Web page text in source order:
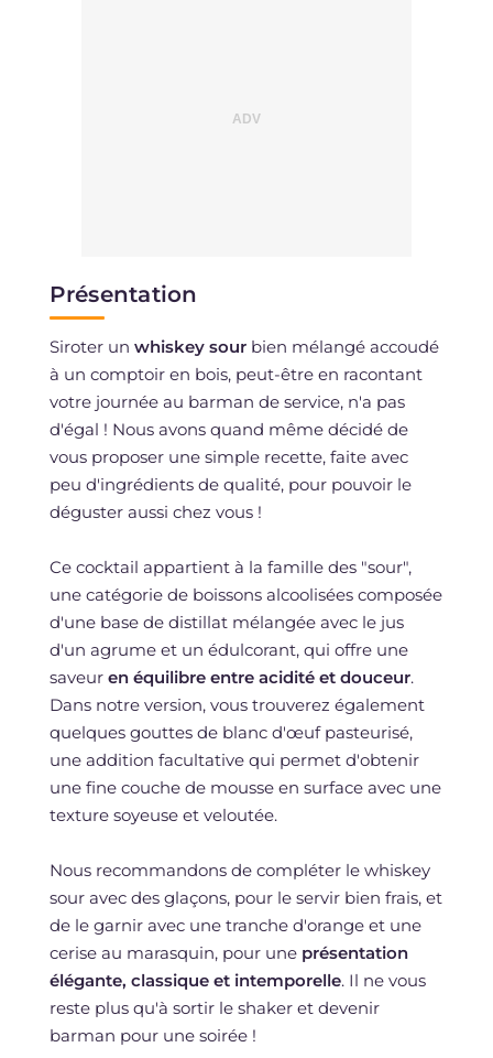
Présentation
Siroter un whiskey sourbien mélangé accoudé
à un comptoir en bois, peut-être en racontant
votre journée au barman de service, n'a pas
d'égal ! Nous avons quand même décidé de
vous proposer une simple recette, faite avec
peu d'ingrédients de qualité, pour pouvoir le
déguster aussi chez vous !
Ce cocktail appartient à la famille des "sour",
une catégorie de boissons alcoolisées composée
d'une base de distillat mélangée avec le jus
d'un agrume et un édulcorant, qui offre une
saveur en équilibre entre acidité et douceur.
Dans notre version, vous trouverez également
quelques gouttes de blanc d'œuf pasteurisé,
une addition facultative qui permet d'obtenir
une fine couche de mousse en surface avec une
texture soyeuse et veloutée.
Nous recommandons de compléter le whiskey
sour avec des glaçons, pour le servir bien frais, et
de le garnir avec une tranche d'orange et une
cerise au marasquin, pour une présentation
élégante, classique et intemporelle. Il ne vous
reste plus qu'à sortir le shaker et devenir
barman pour une soirée !